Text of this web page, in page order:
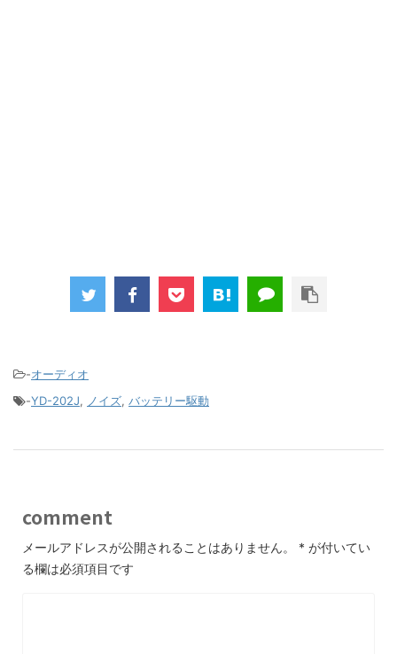
-オーディオ
-YD-202J, ノイズ, バッテリー駆動
comment
メールアドレスが公開されることはありません。 * が付いてい
る欄は必須項目です